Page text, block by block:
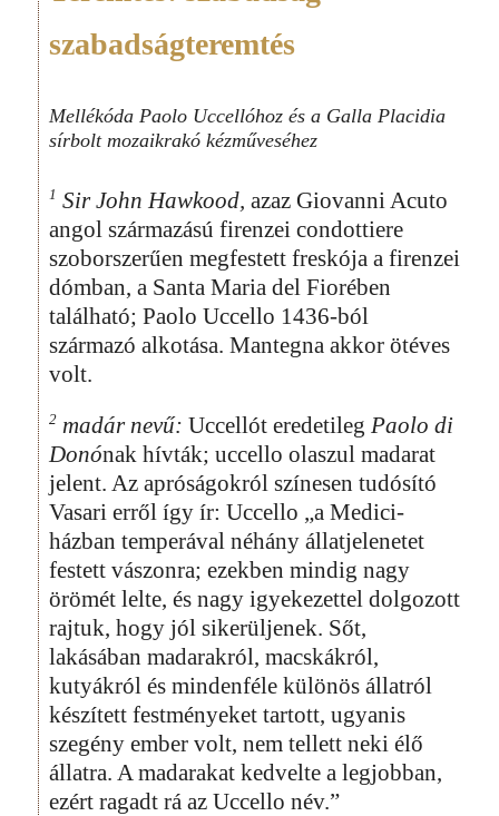
szabadságteremtés
Mellékóda Paolo Uccellóhoz és a Galla Placidia
sírbolt mozaikrakó kézműveséhez
1 Sir John Hawkood, azaz Giovanni Acuto
angol származású firenzei condottiere
szoborszerűen megfestett freskója a firenzei
dómban, a Santa Maria del Fiorében
található; Paolo Uccello 1436-ból
származó alkotása. Mantegna akkor ötéves
volt.
2 madár nevű: Uccellót eredetileg Paolo di
Donónak hívták; uccello olaszul madarat
jelent. Az apróságokról színesen tudósító
Vasari erről így ír: Uccello „a Medici-
házban temperával néhány állatjelenetet
festett vászonra; ezekben mindig nagy
örömét lelte, és nagy igyekezettel dolgozott
rajtuk, hogy jól sikerüljenek. Sőt,
lakásában madarakról, macskákról,
kutyákról és mindenféle különös állatról
készített festményeket tartott, ugyanis
szegény ember volt, nem tellett neki élő
állatra. A madarakat kedvelte a legjobban,
ezért ragadt rá az Uccello név.”